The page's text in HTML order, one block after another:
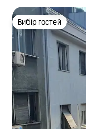
Вибір гостей
Вибір гостей